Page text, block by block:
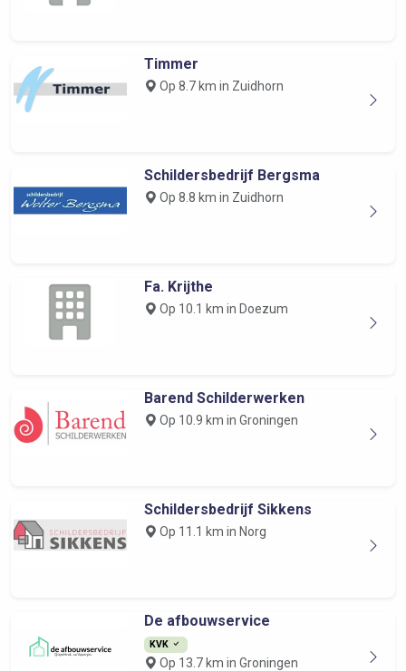
Timmer
Op 8.7 km in Zuidhorn
Schildersbedrijf Bergsma
Op 8.8 km in Zuidhorn
Fa. Krijthe
Op 10.1 km in Doezum
Barend Schilderwerken
Op 10.9 km in Groningen
Schildersbedrijf Sikkens
Op 11.1 km in Norg
De afbouwservice
KVK
Op 13.7 km in Groningen